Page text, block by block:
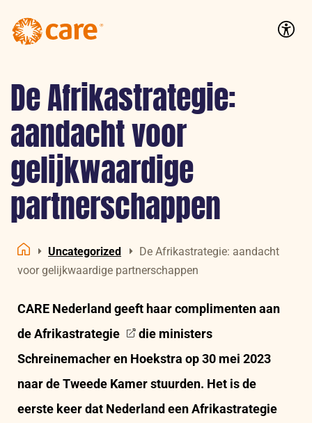
De Afrikastrategie:
aandacht voor
gelijkwaardige
partnerschappen
Home
Uncategorized
De Afrikastrategie: aandacht
voor gelijkwaardige partnerschappen
CARE Nederland geeft haar complimenten aan
deAfrikastrategie
die ministers
Schreinemacher en Hoekstra op 30 mei 2023
naar de Tweede Kamer stuurden. Het is de
eerste keer dat Nederland een Afrikastrategie